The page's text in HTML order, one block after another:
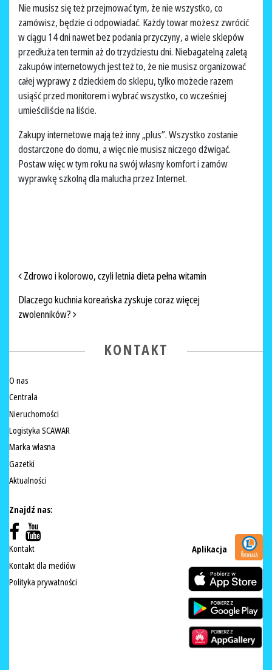
Nie musisz się też przejmować tym, że nie wszystko, co
zamówisz, będzie ci odpowiadać. Każdy towar możesz zwrócić
w ciągu 14 dni nawet bez podania przyczyny, a wiele sklepów
przedłuża ten termin aż do trzydziestu dni. Niebagatelną zaletą
zakupów internetowych jest też to, że nie musisz organizować
całej wyprawy z dzieckiem do sklepu, tylko możecie razem
usiąść przed monitorem i wybrać wszystko, co wcześniej
umieściliście na liście.
Zakupy internetowe mają też inny „plus”. Wszystko zostanie
dostarczone do domu, a więc nie musisz niczego dźwigać.
Postaw więc w tym roku na swój własny komfort i zamów
wyprawkę szkolną dla malucha przez Internet.
NAWIGACJA PO ARTYKUŁACH
Zdrowo i kolorowo, czyli letnia dieta pełna witamin
Dlaczego kuchnia koreańska zyskuje coraz więcej
zwolenników?
KONTAKT
O nas
Centrala
Nieruchomości
Logistyka SCAWAR
Marka własna
Gazetki
Aktualności
Znajdź nas:
Kontakt
Kontakt dla mediów
Polityka prywatności
Aplikacja